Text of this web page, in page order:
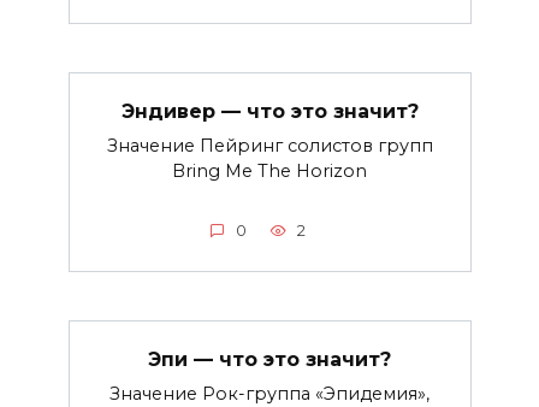
Эндивер — что это значит?
Значение Пейринг солистов групп
Bring Me The Horizon
0 2
Эпи — что это значит?
Значение Рок-группа «Эпидемия»,